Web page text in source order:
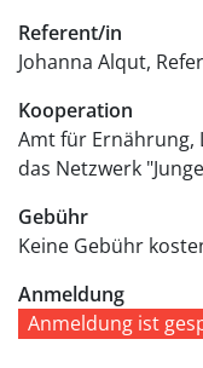
Referent/in
Johanna Alqut,
Kooperation
Amt für Ernährung,
das Netzwerk
Gebühr
Keine Gebühr
Anmeldung
Anmeldung ist